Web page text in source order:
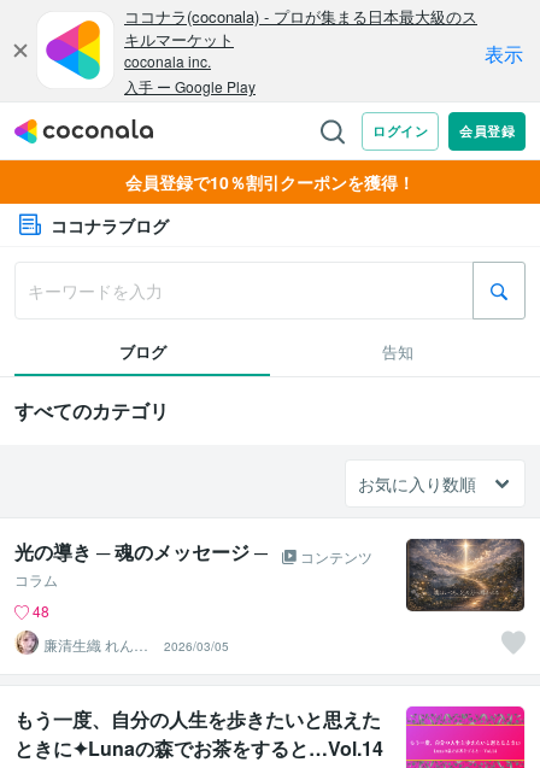
会員登録で10％割引クーポンを獲得！
ココナラブログ
ブログ 告知
すべてのカテゴリ
光の導き ─ 魂のメッセージ ─
コンテンツ
コラム
48
廉清生織 れんせ
い さき
2026/03/05
もう一度、自分の人生を歩きたいと思えた
ときに✦Lunaの森でお茶をすると…Vol.14